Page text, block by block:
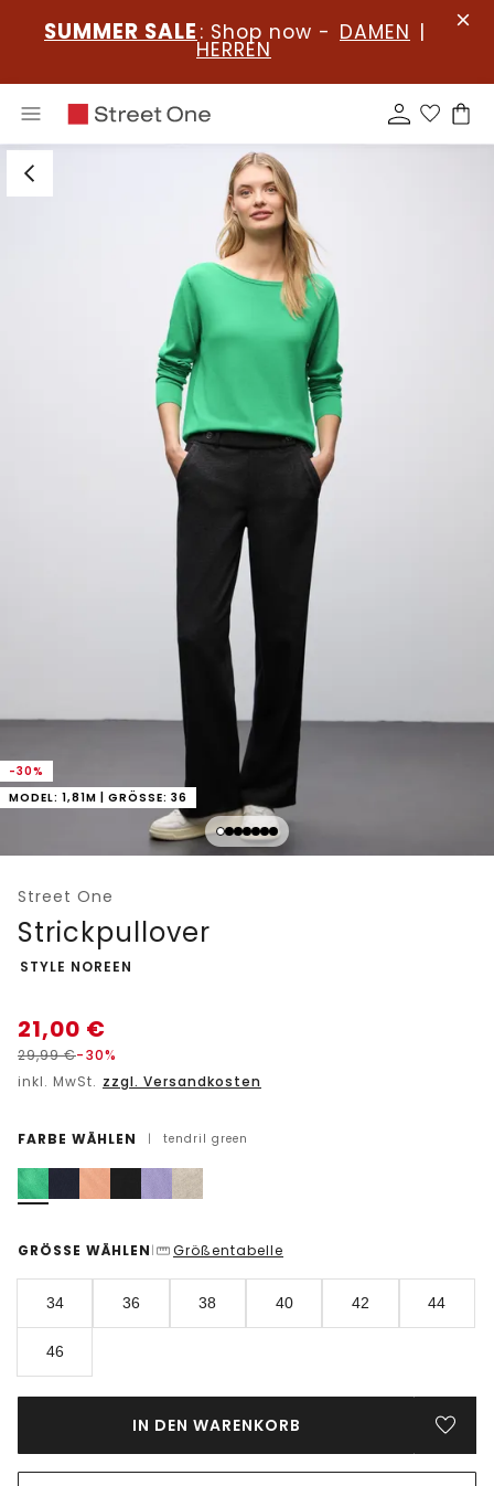
SUMMER SALE : Shop now - DAMEN |
HERREN
-30%
MODEL: 1,81M | GRÖSSE: 36
Street One
Strickpullover
-
STYLE NOREEN
21,00 €
29,99€-30%
inkl. MwSt. zzgl. Versandkosten
FARBE WÄHLEN | tendril green
GRÖSSE WÄHLEN | Größentabelle
34 36 38 40 42 44
46
IN DEN WARENKORB